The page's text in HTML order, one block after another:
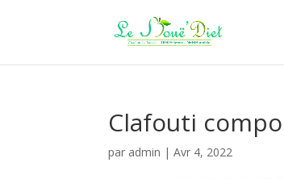
Clafouti compo
par admin |Avr 4, 2022